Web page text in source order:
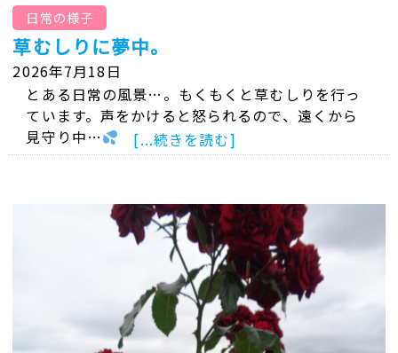
日常の様子
草むしりに夢中。
2026年7月18日
とある日常の風景…。もくもくと草むしりを行っ
ています。声をかけると怒られるので、遠くから
見守り中…
[...続きを読む]